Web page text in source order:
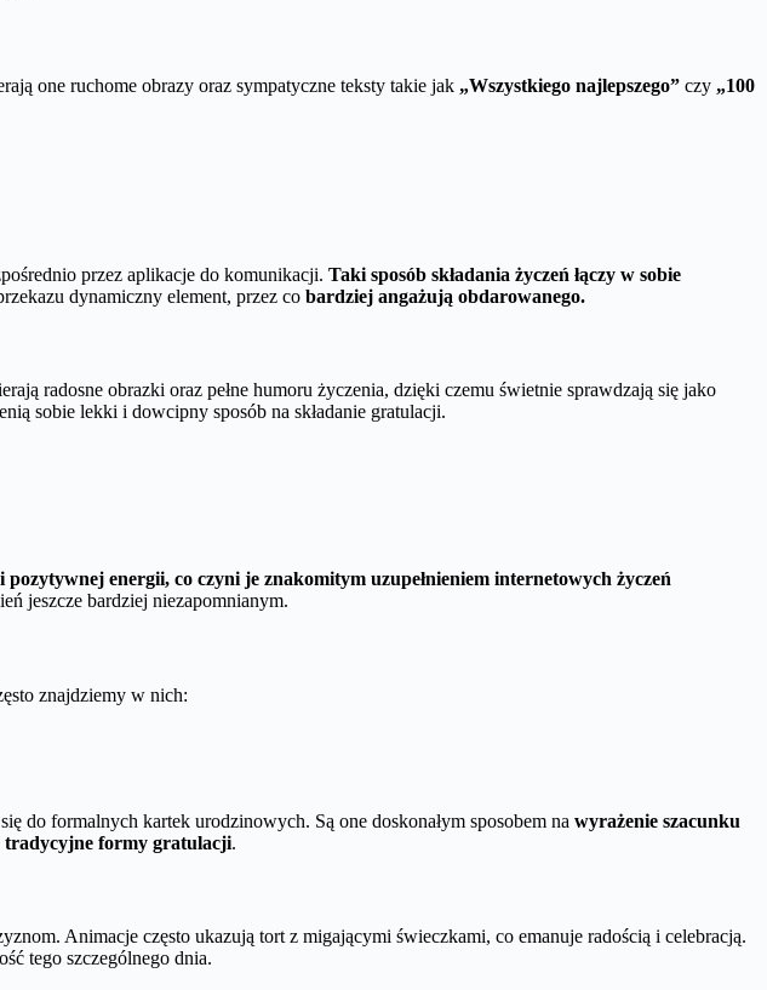
one ruchome obrazy oraz sympatyczne teksty takie jak „Wszystkiego najlepszego” czy „100
przez aplikacje do komunikacji. Taki sposób składania życzeń łączy w sobie
dynamiczny element, przez co bardziej angażują obdarowanego.
radosne obrazki oraz pełne humoru życzenia, dzięki czemu świetnie sprawdzają się jako
sobie lekki i dowcipny sposób na składanie gratulacji.
energii, co czyni je znakomitym uzupełnieniem internetowych życzeń
jeszcze bardziej niezapomnianym.
znajdziemy w nich:
do formalnych kartek urodzinowych. Są one doskonałym sposobem na wyrażenie szacunku
tradycyjne formy gratulacji.
Animacje często ukazują tort z migającymi świeczkami, co emanuje radością i celebracją.
tego szczególnego dnia.